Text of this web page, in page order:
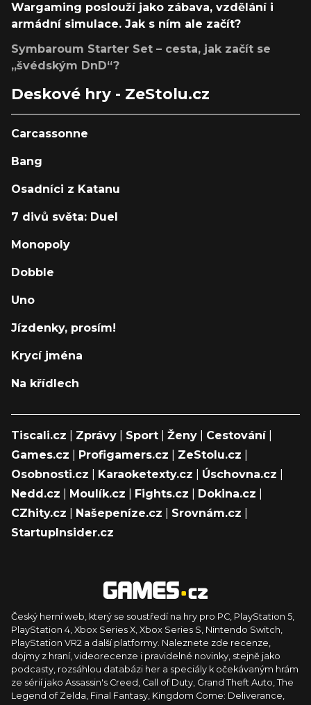
Wargaming poslouží jako zábava, vzdělání i
armádní simulace. Jak s ním ale začít?
Symbaroum Starter Set – cesta, jak začít se
„švédským DnD“?
Deskové hry - ZeStolu.cz
Carcassonne
Bang
Osadníci z Katanu
7 divů světa: Duel
Monopoly
Dobble
Uno
Jízdenky, prosím!
Krycí jména
Na křídlech
Tiscali.cz Zprávy Sport Ženy Cestování|
Games.cz
Profigamers.cz ZeStolu.cz
Osobnosti.cz
Karaoketexty.cz Úschovna.cz
Nedd.cz
Moulík.cz Fights.cz Dokina.cz
CZhity.cz
Našepeníze.cz Srovnám.cz
StartupInsider.cz
Český herní web, který se soustředí na hry pro PC, PlayStation 5,
PlayStation 4, Xbox Series X, Xbox Series S, Nintendo Switch,
PlayStation VR2 a další platformy. Naleznete zde recenze,
dojmy z hraní, videorecenze i pravidelné novinky, stejně jako
podcasty, rozsáhlou databázi her a speciály k očekávaným hrám
ze sérií jako Assassin's Creed, Call of Duty, Grand Theft Auto, The
Legend of Zelda, Final Fantasy, Kingdom Come: Deliverance,